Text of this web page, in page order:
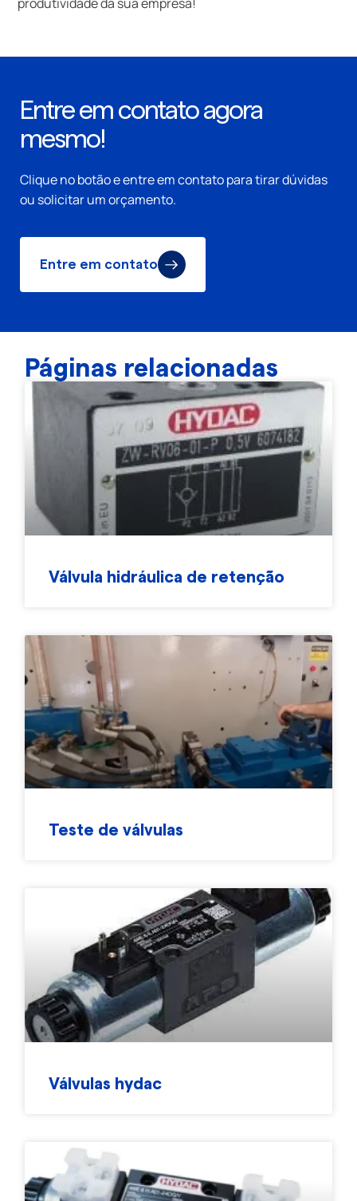
Entre em contato agora
mesmo!
Clique no botão e entre em contato para tirar dúvidas
ou solicitar um orçamento.
Entre em contato
Páginas relacionadas
Válvula hidráulica de retenção
Teste de válvulas
Válvulas hydac